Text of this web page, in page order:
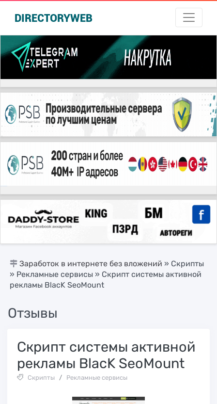
DIRECTORYWEB
Заработок в интернете без вложений » Скрипты
» Рекламные сервисы » Скрипт системы активной
рекламы BlacK SeoMount
Отзывы
Скрипт системы активной
рекламы BlacK SeoMount
Скрипты / Рекламные сервисы